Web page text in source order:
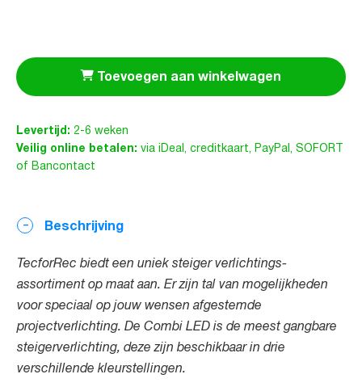
Beschrijving
TecforRec biedt een uniek steiger verlichtings-
assortiment op maat aan. Erzijn tal van mogelijkheden
voor speciaal op jouw wensen afgestemde
projectverlichting. De Combi LED is de meest gangbare
steigerverlichting, deze zijn beschikbaar in drie
verschillende kleurstellingen.
Toevoegen aan winkelwagen
Levertijd: 2-6 weken
Veilig online betalen: via iDeal, creditkaart, PayPal, SOFORT
of Bancontact